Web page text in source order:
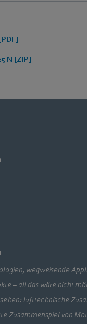
N [ZIP]
wegweisende
– all das wäre nicht
lufttechnische
Zusammenspiel von